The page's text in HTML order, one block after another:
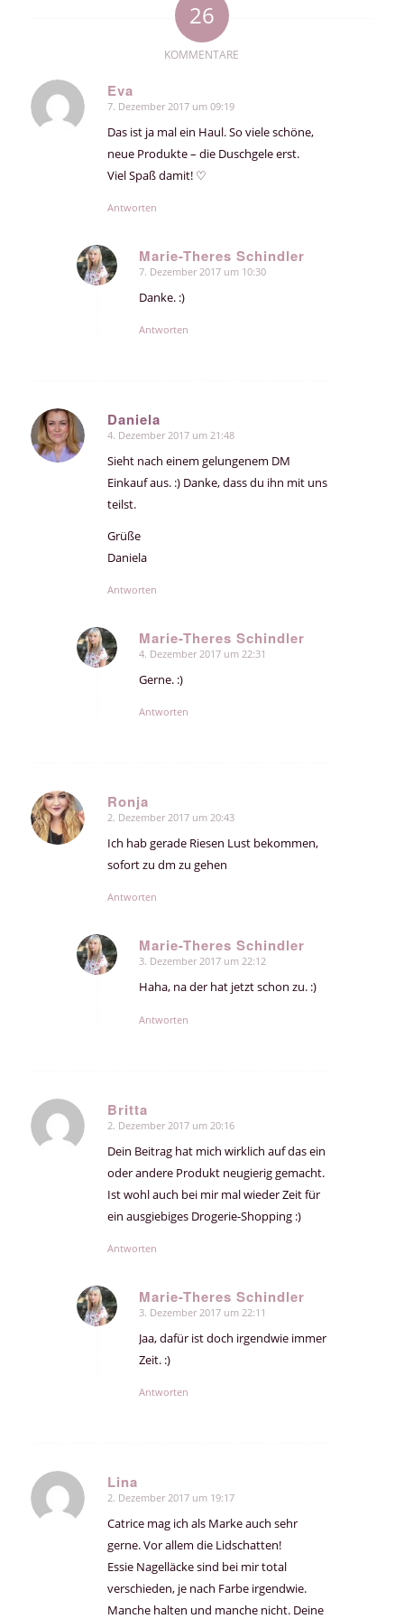
26
KOMMENTARE
Eva
sagte:
7. Dezember 2017 um 09:19
Das ist ja mal ein Haul. So viele schöne,
neue Produkte – die Duschgele erst.
Viel Spaß damit! ♡
Antworten
Marie-Theres Schindler
sagte:
7. Dezember 2017 um 10:30
Danke. :)
Antworten
Daniela
sagte:
4. Dezember 2017 um 21:48
Sieht nach einem gelungenem DM
Einkauf aus. :) Danke, dass du ihn mit uns
teilst.
Grüße
Daniela
Antworten
Marie-Theres Schindler
sagte:
4. Dezember 2017 um 22:31
Gerne. :)
Antworten
Ronja
sagte:
2. Dezember 2017 um 20:43
Ich hab gerade Riesen Lust bekommen,
sofort zu dm zu gehen
Antworten
Marie-Theres Schindler
sagte:
3. Dezember 2017 um 22:12
Haha, na der hat jetzt schon zu. :)
Antworten
Britta
sagte:
2. Dezember 2017 um 20:16
Dein Beitrag hat mich wirklich auf das ein
oder andere Produkt neugierig gemacht.
Ist wohl auch bei mir mal wieder Zeit für
ein ausgiebiges Drogerie-Shopping :)
Antworten
Marie-Theres Schindler
sagte:
3. Dezember 2017 um 22:11
Jaa, dafür ist doch irgendwie immer
Zeit. :)
Antworten
Lina
sagte:
2. Dezember 2017 um 19:17
Catrice mag ich als Marke auch sehr
gerne. Vor allem die Lidschatten!
Essie Nagelläcke sind bei mir total
verschieden, je nach Farbe irgendwie.
Manche halten und manche nicht. Deine